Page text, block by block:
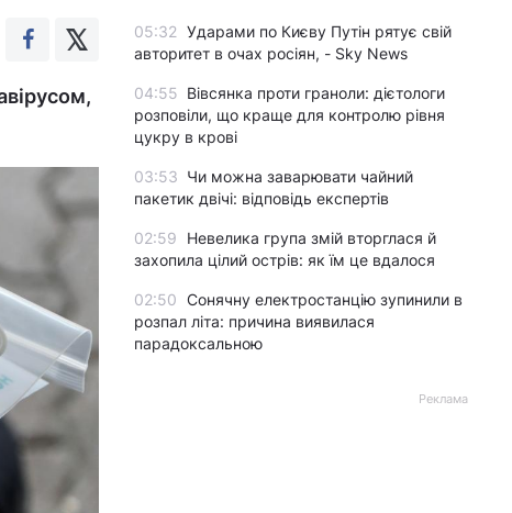
05:32 Ударами по Києву Путін рятує свій
авторитет в очах росіян, - Sky News
04:55 Вівсянка проти граноли: дієтологи
розповіли, що краще для контролю рівня
цукру в крові
03:53 Чи можна заварювати чайний
пакетик двічі: відповідь експертів
02:59
Невелика група змій вторглася й
захопила цілий острів: як їм це вдалося
02:50 Сонячну електростанцію зупинили в
розпал літа: причина виявилася
парадоксальною
Реклама